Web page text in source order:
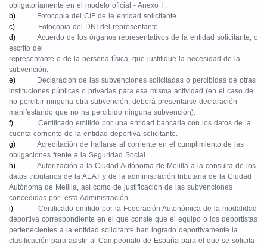
obligatoriamente en el modelo oficial - Anexo I .
b)
Fotocopia del CIF de la entidad solicitante.
c)
Fotocopia del DNI del representante.
d)
Acuerdo de los órganos representativos de la entidad solicitante, o
escrito del
representante o de la persona física, que justifique la necesidad de la
subvención.
e)
Declaración de las subvenciones solicitadas o percibidas de otras
instituciones públicas o privadas para esa misma actividad (en el caso de
no percibir ninguna otra subvención, deberá presentarse declaración
manifestando que no ha percibido ninguna subvención).
f)
Certificado emitido por una entidad bancaria con los datos de la
cuenta corriente de la entidad deportiva solicitante.
g)
Acreditación de hallarse al corriente en el cumplimiento de las
obligaciones frente a la Seguridad Social.
h)
Autorización a la Ciudad Autónoma de Melilla a la consulta de los
datos tributarios de la AEAT y de la administración tributaria de la Ciudad
Autónoma de Melilla, así como de justificación de las subvenciones
concedidas por esta Administración.
i)
Certificado emitido por la Federación Autonómica de la modalidad
deportiva correspondiente en el que conste que el equipo o los deportistas
pertenecientes a la entidad solicitante han logrado deportivamente la
clasificación para asistir al Campeonato de España para el que se solicita